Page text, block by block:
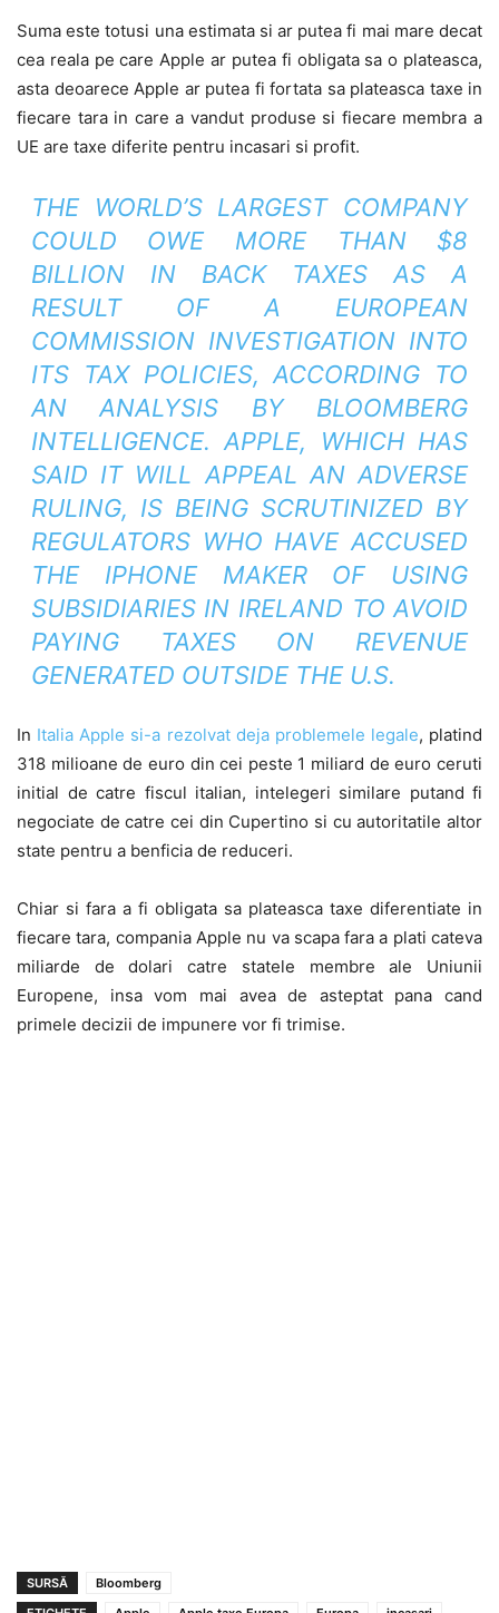
Suma este totusi una estimata si ar putea fi mai mare decat
cea reala pe care Apple ar putea fi obligata sa o plateasca,
asta deoarece Apple ar putea fi fortata sa plateasca taxe in
fiecare tara in care a vandut produse si fiecare membra a
UE are taxe diferite pentru incasari si profit.
THE WORLD’S LARGEST COMPANY
COULD OWE MORE THAN $8
BILLION IN BACK TAXES AS A
RESULT OF A EUROPEAN
COMMISSION INVESTIGATION INTO
ITS TAX POLICIES, ACCORDING TO
AN ANALYSIS BY BLOOMBERG
INTELLIGENCE. APPLE, WHICH HAS
SAID IT WILL APPEAL AN ADVERSE
RULING, IS BEING SCRUTINIZED BY
REGULATORS WHO HAVE ACCUSED
THE IPHONE MAKER OF USING
SUBSIDIARIES IN IRELAND TO AVOID
PAYING TAXES ON REVENUE
GENERATED OUTSIDE THE U.S.
In Italia Apple si-a rezolvat deja problemele legale, platind
318 milioane de euro din cei peste 1 miliard de euro ceruti
initial de catre fiscul italian, intelegeri similare putand fi
negociate de catre cei din Cupertino si cu autoritatile altor
state pentru a benficia de reduceri.
Chiar si fara a fi obligata sa plateasca taxe diferentiate in
fiecare tara, compania Apple nu va scapa fara a plati cateva
miliarde de dolari catre statele membre ale Uniunii
Europene, insa vom mai avea de asteptat pana cand
primele decizii de impunere vor fi trimise.
SURSĂ
Bloomberg